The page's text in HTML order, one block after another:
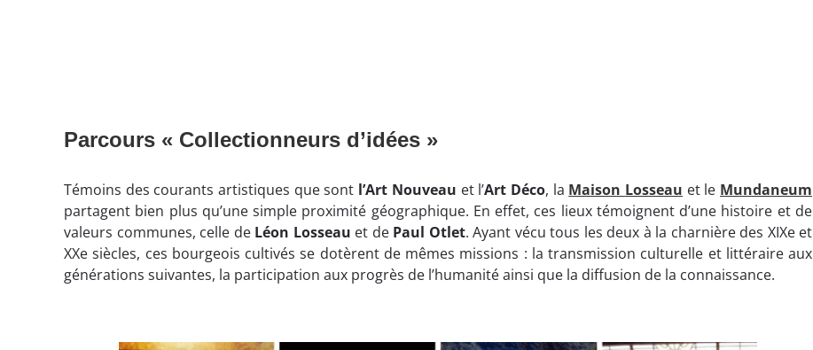
Parcours « Collectionneurs d’idées »
Témoins des courants artistiques que sont l’Art Nouveau et l’Art Déco, la Maison Losseau et le Mundaneum
partagent bien plus qu’une simple proximité géographique. En effet, ces lieux témoignent d’une histoire et de
valeurs communes, celle de Léon Losseau et de Paul Otlet. Ayant vécu tous les deux à la charnière des XIXe et
XXe siècles, ces bourgeois cultivés se dotèrent de mêmes missions : la transmission culturelle et littéraire aux
générations suivantes, la participation aux progrès de l’humanité ainsi que la diffusion de la connaissance.